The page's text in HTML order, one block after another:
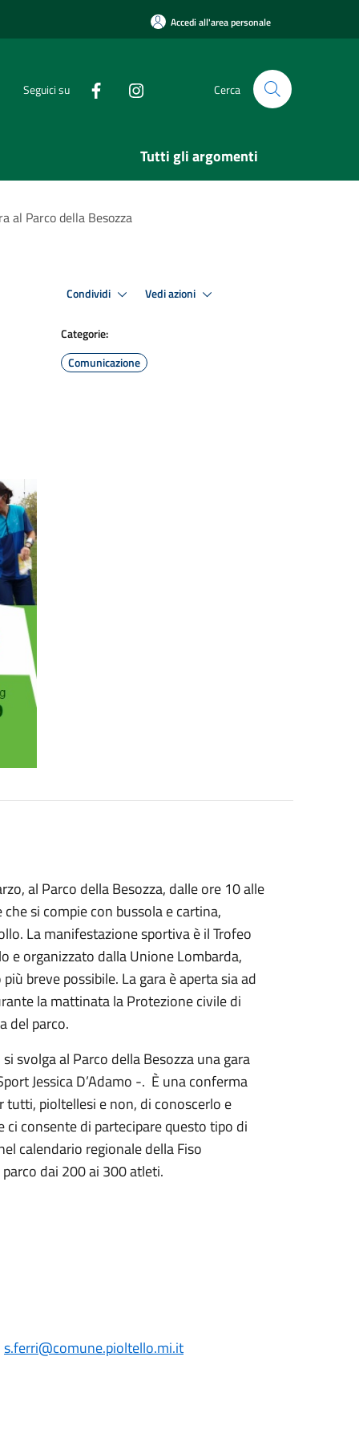
Accedi all'area personale
Seguici su Cerca
Tutti gli argomenti
al Parco della Besozza
Condividi Vedi azioni
Categorie:
Comunicazione
al Parco della Besozza, dalle ore 10 alle
si compie con bussola e cartina,
La manifestazione sportiva è il Trofeo
e organizzato dalla Unione Lombarda,
breve possibile. La gara è aperta sia ad
la mattinata la Protezione civile di
del parco.
svolga al Parco della Besozza una gara
Jessica D’Adamo -. È una conferma
tutti, pioltellesi e non, di conoscerlo e
consente di partecipare questo tipo di
calendario regionale della Fiso
dai 200 ai 300 atleti.
s.ferri@comune.pioltello.mi.it